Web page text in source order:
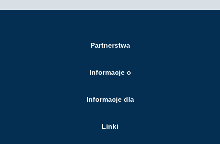
Partnerstwa
Informacje o
Informacje dla
Linki